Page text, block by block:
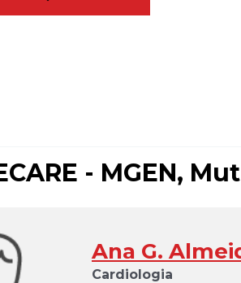
- MGEN,
Ana G.
Cardiologia